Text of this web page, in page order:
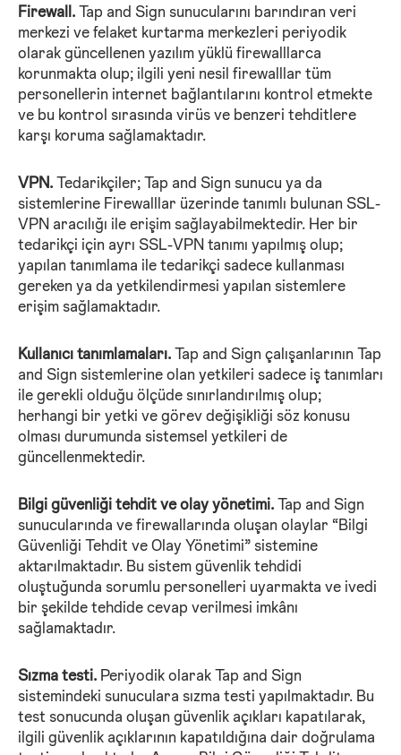
Firewall.Tap and Sign sunucularını barındıran veri
merkezi ve felaket kurtarma merkezleri periyodik
olarak güncellenen yazılım yüklü firewalllarca
korunmakta olup; ilgili yeni nesil firewalllar tüm
personellerin internet bağlantılarını kontrol etmekte
ve bu kontrol sırasında virüs ve benzeri tehditlere
karşı koruma sağlamaktadır.
VPN.Tedarikçiler; Tap and Sign sunucu ya da
sistemlerine Firewalllar üzerinde tanımlı bulunan SSL-
VPN aracılığı ile erişim sağlayabilmektedir. Her bir
tedarikçi için ayrı SSL-VPN tanımı yapılmış olup;
yapılan tanımlama ile tedarikçi sadece kullanması
gereken ya da yetkilendirmesi yapılan sistemlere
erişim sağlamaktadır.
Kullanıcı tanımlamaları.Tap and Sign çalışanlarının Tap
and Sign sistemlerine olan yetkileri sadece iş tanımları
ile gerekli olduğu ölçüde sınırlandırılmış olup;
herhangi bir yetki ve görev değişikliği söz konusu
olması durumunda sistemsel yetkileri de
güncellenmektedir.
Bilgi güvenliği tehdit ve olay yönetimi.Tap and Sign
sunucularında ve firewallarında oluşan olaylar “Bilgi
Güvenliği Tehdit ve Olay Yönetimi” sistemine
aktarılmaktadır. Bu sistem güvenlik tehdidi
oluştuğunda sorumlu personelleri uyarmakta ve ivedi
bir şekilde tehdide cevap verilmesi imkânı
sağlamaktadır.
Sızma testi. Periyodik olarak Tap and Sign
sistemindeki sunuculara sızma testi yapılmaktadır. Bu
test sonucunda oluşan güvenlik açıkları kapatılarak,
ilgili güvenlik açıklarının kapatıldığına dair doğrulama